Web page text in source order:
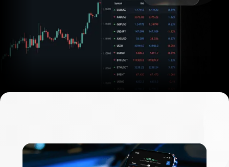
条
件
PRO条件 专为活跃交易者